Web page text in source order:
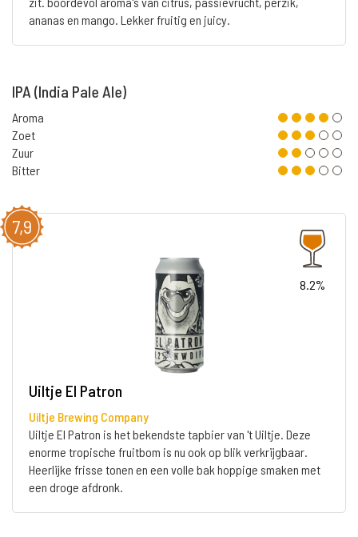
ananas en mango. Lekker fruitig en juicy.
IPA (India Pale Ale)
Aroma
Zoet
Zuur
Bitter
7,9
8.2%
Uiltje El Patron
Uiltje Brewing Company
Uiltje El Patron is het bekendste tapbier van 't Uiltje. Deze
enorme tropische fruitbom is nu ook op blik verkrijgbaar.
Heerlijke frisse tonen en een volle bak hoppige smaken met
een droge afdronk.